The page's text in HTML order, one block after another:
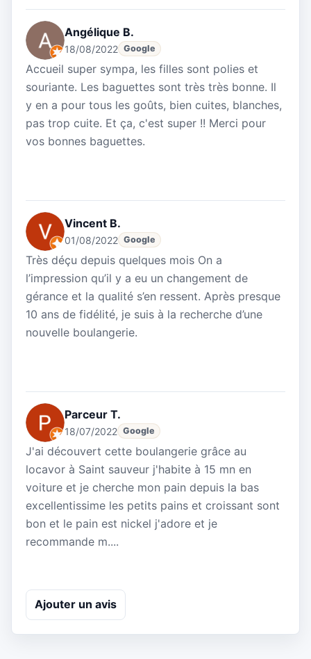
Angélique B.
18/08/2022 Google
Accueil super sympa, les filles sont polies et
souriante. Les baguettes sont très très bonne. Il
y en a pour tous les goûts, bien cuites, blanches,
pas trop cuite. Et ça, c'est super !! Merci pour
vos bonnes baguettes.
Vincent B.
01/08/2022 Google
Très déçu depuis quelques mois On a
l’impression qu’il y a eu un changement de
gérance et la qualité s’en ressent. Après presque
10 ans de fidélité, je suis à la recherche d’une
nouvelle boulangerie.
Parceur T.
18/07/2022 Google
J'ai découvert cette boulangerie grâce au
locavor à Saint sauveur j'habite à 15 mn en
voiture et je cherche mon pain depuis la bas
excellentissime les petits pains et croissant sont
bon et le pain est nickel j'adore et je
recommande m....
Ajouter un avis